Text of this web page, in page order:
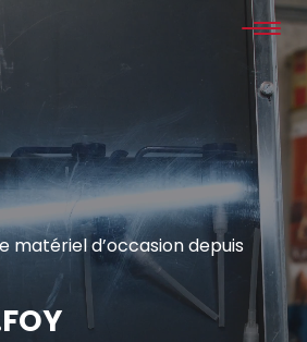
matériel d’occasion depuis